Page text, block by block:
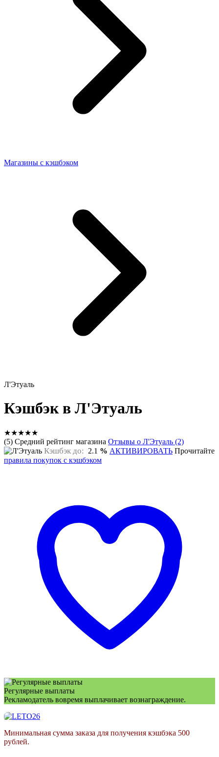
Магазины с кэшбэком
Л'Этуаль
Кэшбэк в Л'Этуаль
★★★★★
(5) Средний рейтинг магазина Отзывы о Л'Этуаль (2)
Кэшбэк до: 2.1 % АКТИВИРОВАТЬ Прочитайте
правила покупок с кэшбэком
Регулярные выплаты
Рекламодатель вовремя выплачивает вознаграждение.
Минимальная сумма заказа для получения кэшбэка 500
рублей.